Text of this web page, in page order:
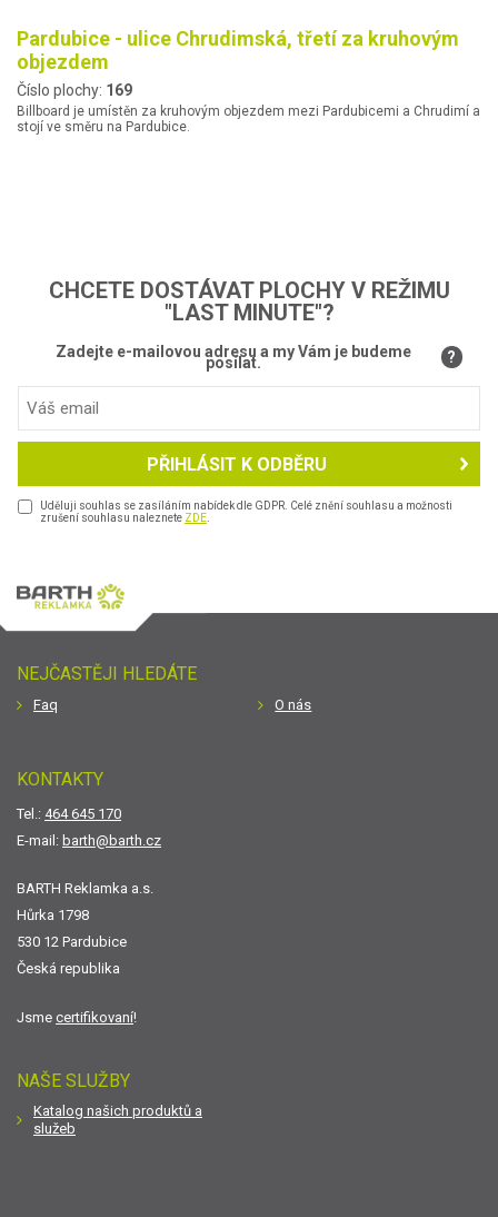
Pardubice - ulice Chrudimská, třetí za kruhovým
objezdem
Číslo plochy: 169
Billboard je umístěn za kruhovým objezdem mezi Pardubicemi a Chrudimí a
stojí ve směru na Pardubice.
CHCETE DOSTÁVAT PLOCHY V REŽIMU
"LAST MINUTE"?
Zadejte e-mailovou adresu a my Vám je budeme
posílat. ?
Uděluji souhlas se zasíláním nabídek dle GDPR. Celé znění souhlasu a možnosti
zrušení souhlasu naleznete ZDE
PŘIHLÁSIT K ODBĚRU
NEJČASTĚJI HLEDÁTE
Faq O nás
KONTAKTY
Tel.: 464 645 170
E-mail: barth@barth.cz
BARTH Reklamka a.s.
Hůrka 1798
530 12 Pardubice
Česká republika
Jsme certifikovaní!
NAŠE SLUŽBY
Katalog našich produktů a
služeb